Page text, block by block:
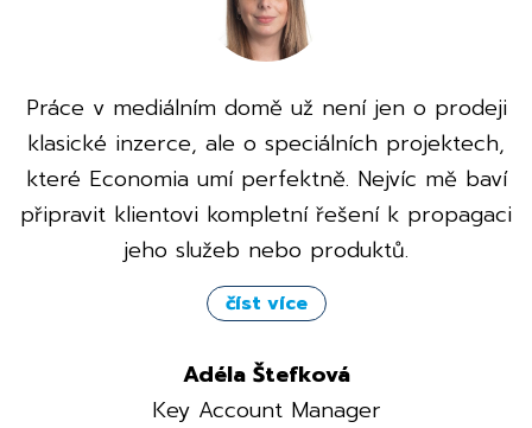
Práce v mediálním domě už není jen o prodeji
klasické inzerce, ale o speciálních projektech,
které Economia umí perfektně. Nejvíc mě baví
připravit klientovi kompletní řešení k propagaci
jeho služeb nebo produktů.
číst více
Adéla Štefková
Key Account Manager